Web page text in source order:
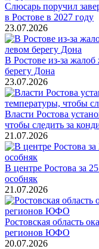
Слюсарь поручил
в Ростове в 2027 году
23.07.2026
В Ростове из-за
берегу Дона
23.07.2026
Власти Ростова
чтобы следить за
21.07.2026
В центре Ростова за
особняк
21.07.2026
Ростовская область
регионов ЮФО
20.07.2026